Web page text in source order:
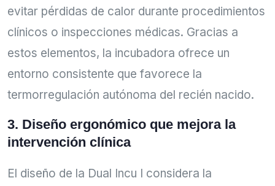
evitar pérdidas de calor durante procedimientos
clínicos o inspecciones médicas. Gracias a
estos elementos, la incubadora ofrece un
entorno consistente que favorece la
termorregulación autónoma del recién nacido.
3. Diseño ergonómico que mejora la
intervención clínica
El diseño de la Dual Incu I considera la